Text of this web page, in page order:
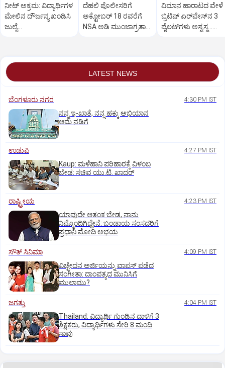
ನೀಟ್ ಅಕ್ರಮ: ವಿದ್ಯಾರ್ಥಿಗಳ
ಮೇಲಿನ ದೌರ್ಜನ್ಯ ಖಂಡಿಸಿ
ಜುಲೈ
ದೆಹಲಿ ಪೊಲೀಸರಿಗೆ
ಅಕ್ಟೋಬರ್ 18 ರವರೆಗೆ
NSA ಅಡಿ ಮುಂಜಾಗ್ರತಾ
ವಿಮಾನ ಹಾರಾಟದ ವೇಳೆ
ಬ್ರಿಟಿಷ್ ಏರ್‌ವೇಸ್‌ನ 3
ಪೈಲಟ್‌ಗಳು ಅಸ್ವಸ್ಥ...
LATEST NEWS
ಬೆಂಗಳೂರು ನಗರ 4:30 PM IST
ನನ್ನ ಇ-ಖಾತೆ, ನನ್ನ ಹಕ್ಕು ಅಭಿಯಾನ
ಆಮೆ ನಡಿಗೆ
ಉಡುಪಿ 4:27 PM IST
Kaup: ಮಳೆಹಾನಿ ಪರಿಹಾರಕ್ಕೆ ವಿಳಂಬ
ಬೇಡ: ಸಚಿವ ಯು.ಟಿ. ಖಾದರ್
ರಾಷ್ಟ್ರೀಯ 4:23 PM IST
ಯಾವುದೇ ಆತಂಕ ಬೇಡ, ನಾನು
ನಿಮ್ಮೊಂದಿಗಿದ್ದೇನೆ: ಬಂಡಾಯ ಸಂಸದರಿಗೆ
ಪ್ರಧಾನಿ ಮೋದಿ ಅಭಯ
ಸೌತ್‌ ಸಿನಿಮಾ 4:09 PM IST
ವಿಚ್ಛೇದನ ಅರ್ಜಿಯನ್ನು ವಾಪಸ್‌ ಪಡೆದ
ಸಂಗೀತಾ: ದಾಂಪತ್ಯದ ಮುನಿಸಿಗೆ
ಮುಲಾಮು?
ಜಗತ್ತು 4:04 PM IST
Thailand: ವಿದ್ಯಾರ್ಥಿ ಗುಂಡಿನ ದಾಳಿಗೆ 3
ಶಿಕ್ಷಕರು, ವಿದ್ಯಾರ್ಥಿಗಳು ಸೇರಿ 8 ಮಂದಿ
ಸಾವು